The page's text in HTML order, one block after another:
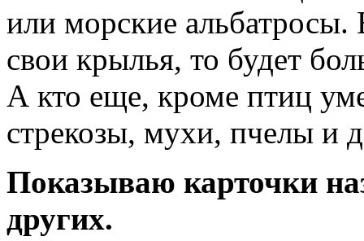
или морские альбатросы.
свои крылья, то будет
А кто еще, кроме птиц
стрекозы, мухи, пчелы и
Показываю карточки
других.